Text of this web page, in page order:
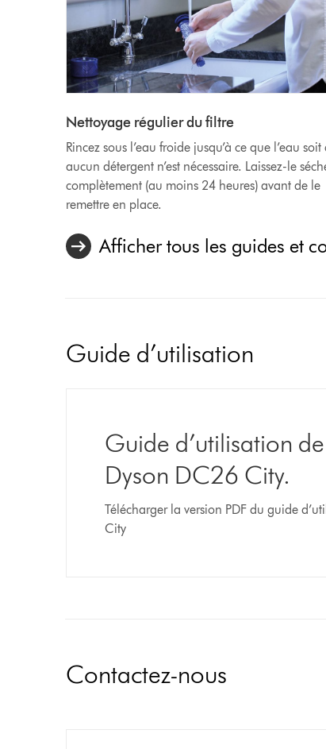
Nettoyage régulier du filtre
Rincez sous l’eau froide jusqu’à ce que l’eau soit
aucun détergent n’est nécessaire. Laissez-le
complètement (au moins 24 heures) avant de le
remettre en place.
Afficher tous les guides et
Guide d’utilisation
Guide d’utilisation
Dyson DC26 City.
Télécharger la version PDF du guide
City
Contactez-nous